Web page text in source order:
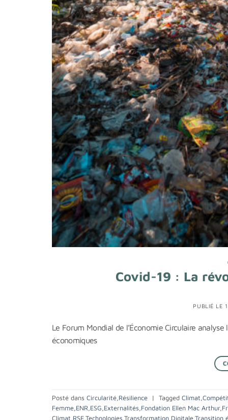
Covid-19 : La
PUBLIÉ LE
Le Forum Mondial de l’Économie Circulaire
économiques
Posté dans Circularité Résilience | Tagged Climat
Femme ENR ESG Externalités Fondation Ellen Mac Arthur,
Climat RSE Technologies Transformation Digitale Transition